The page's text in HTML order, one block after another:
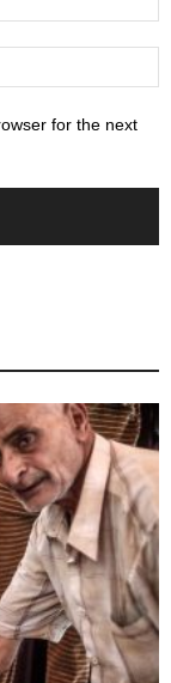
for the next